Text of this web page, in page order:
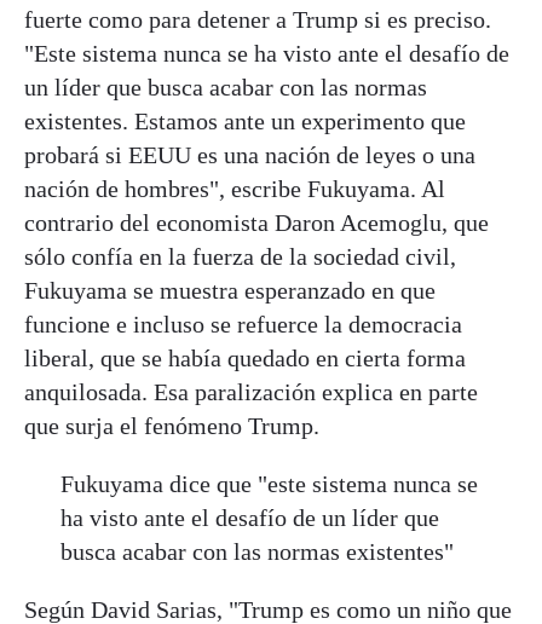
fuerte como para detener a Trump si es preciso.
"Este sistema nunca se ha visto ante el desafío de
un líder que busca acabar con las normas
existentes. Estamos ante un experimento que
probará si EEUU es una nación de leyes o una
nación de hombres", escribe Fukuyama. Al
contrario del economista Daron Acemoglu, que
sólo confía en la fuerza de la sociedad civil,
Fukuyama se muestra esperanzado en que
funcione e incluso se refuerce la democracia
liberal, que se había quedado en cierta forma
anquilosada. Esa paralización explica en parte
que surja el fenómeno Trump.
Fukuyama dice que "este sistema nunca se
ha visto ante el desafío de un líder que
busca acabar con las normas existentes"
Según David Sarias, "Trump es como un niño que